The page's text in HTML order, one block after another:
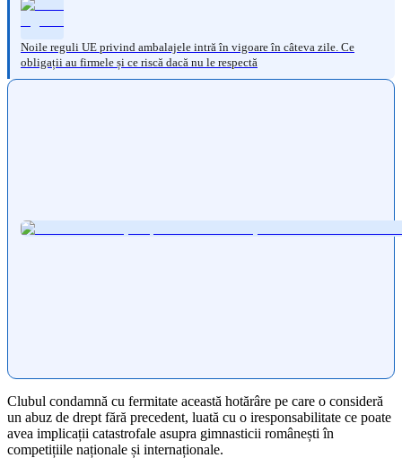
Noile reguli UE privind ambalajele intră în vigoare în câteva zile. Ce
obligații au firmele și ce riscă dacă nu le respectă
Clubul condamnă cu fermitate această hotărâre pe care o consideră
un abuz de drept fără precedent, luată cu o iresponsabilitate ce poate
avea implicații catastrofale asupra gimnasticii românești în
competițiile naționale și internaționale.